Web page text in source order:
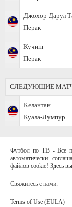
Джохор Дарул
Перак
Кучинг
Перак
СЛЕДУЮЩИЕ
Келантан
Куала-Лумпур
Футбол по ТВ - Все
автоматически
файлов cookie! Здесь
Свяжитесь с нами:
Terms of Use (EULA)